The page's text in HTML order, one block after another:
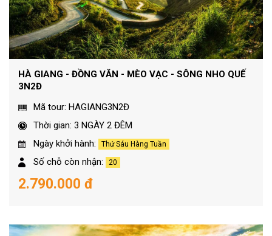
HÀ GIANG - ĐỒNG VĂN - MÈO VẠC - SÔNG NHO QUẾ
3N2Đ
Mã tour: HAGIANG3N2Đ
Thời gian: 3 NGÀY 2 ĐÊM
Ngày khởi hành:
Thứ Sáu Hàng Tuần
Số chỗ còn nhận: 20
2.790.000 đ